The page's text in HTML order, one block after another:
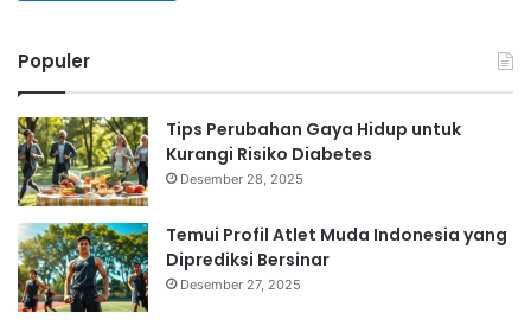
Populer
Tips Perubahan Gaya Hidup untuk
Kurangi Risiko Diabetes
Desember 28, 2025
Temui Profil Atlet Muda Indonesia yang
Diprediksi Bersinar
Desember 27, 2025